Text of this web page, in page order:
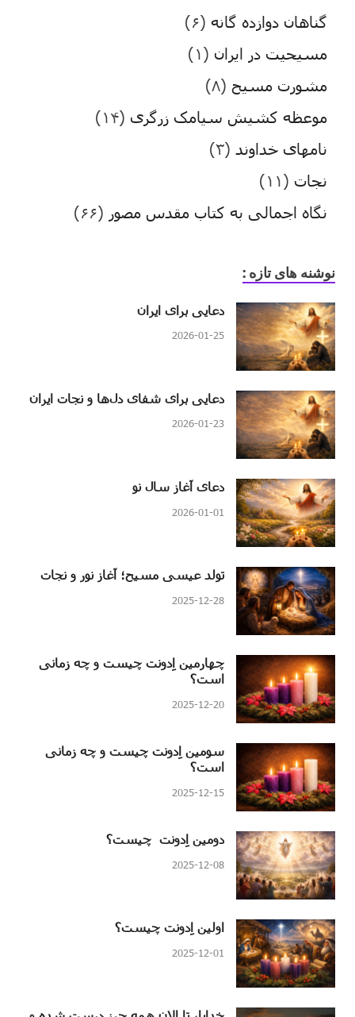
گناهان دوازده گانه (۶)
مسیحیت در ایران (۱)
مشورت مسیح (۸)
موعظه کشیش سیامک زرگری (۱۴)
نامهای خداوند (۳)
نجات (۱۱)
نگاه اجمالی به کتاب مقدس مصور (۶۶)
نوشنه های تازه :
دعایی برای ایران
2026-01-25
دعایی برای شفای دل‌ها و نجات ایران
2026-01-23
دعای آغاز سال نو
2026-01-01
تولد عیسی مسیح؛ آغاز نور و نجات
2025-12-28
چهارمین اِدونت چیست و چه زمانی
است؟
2025-12-20
سومین اِدونت چیست و چه زمانی
است؟
2025-12-15
دومین اِدونت چیست؟
2025-12-08
اولین اِدونت چیست؟
2025-12-01